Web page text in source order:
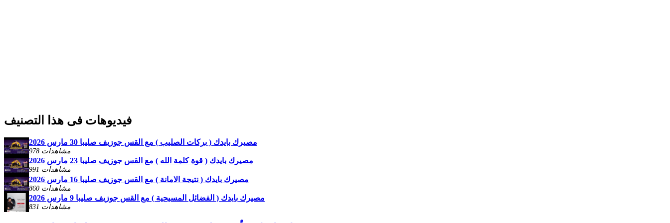
فيديوهات فى هذا التصنيف
مصيرك بايدك ( بركات الصليب ) مع القس جوزيف صليبا 30 مارس 2026
978 مشاهدات
مصيرك بايدك ( قوة كلمة الله ) مع القس جوزيف صليبا 23 مارس 2026
991 مشاهدات
مصيرك بايدك ( نتيجة الامانة ) مع القس جوزيف صليبا 16 مارس 2026
860 مشاهدات
مصيرك بايدك ( الفضائل المسيحية ) مع القس جوزيف صليبا 9 مارس 2026
831 مشاهدات